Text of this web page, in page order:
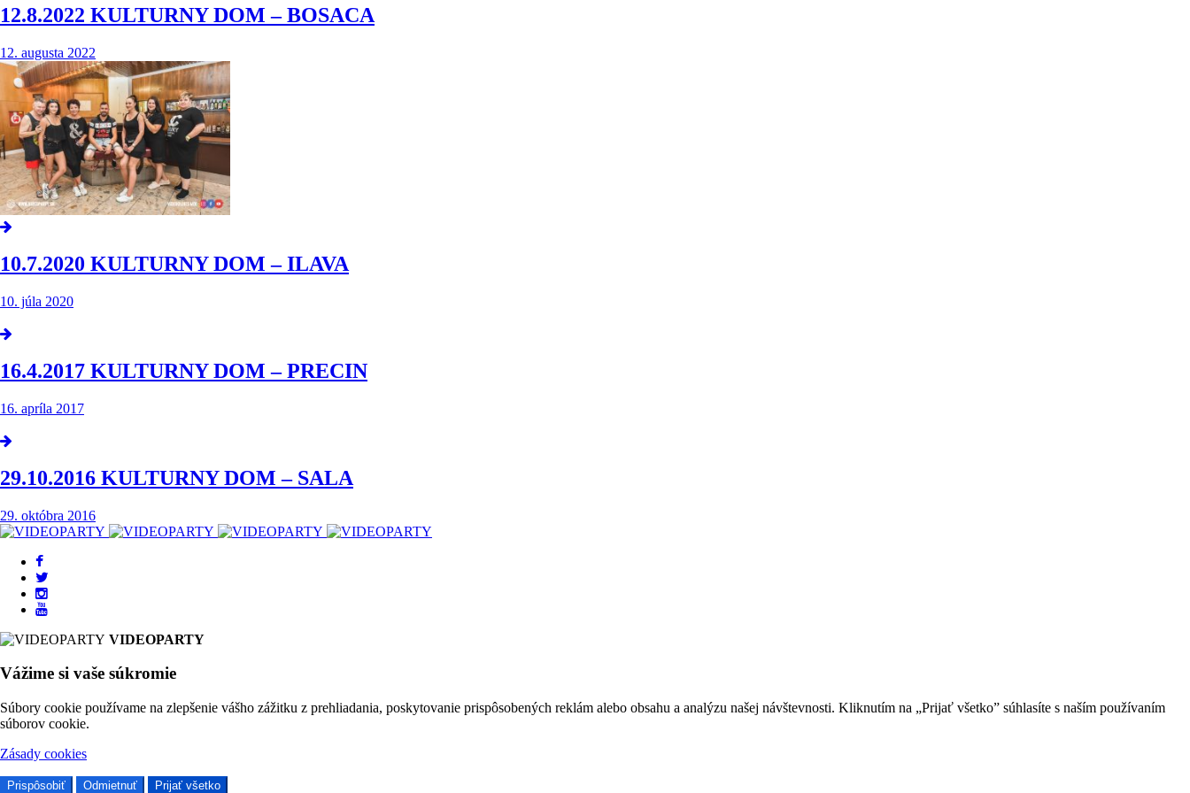
12.8.2022 KULTURNY DOM – BOSACA
12. augusta 2022
10.7.2020 KULTURNY DOM – ILAVA
10. júla 2020
16.4.2017 KULTURNY DOM – PRECIN
16. apríla 2017
29.10.2016 KULTURNY DOM – SALA
29. októbra 2016
VIDEOPARTY
Vážime si vaše súkromie
Súbory cookie používame na zlepšenie vášho zážitku z prehliadania, poskytovanie prispôsobených reklám alebo obsahu a analýzu našej návštevnosti. Kliknutím na „Prijať všetko” súhlasíte s naším používaním
súborov cookie.
Zásady cookies
Prispôsobiť Odmietnuť Prijať všetko